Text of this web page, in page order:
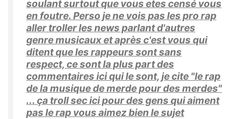
soulant surtout que vous etes censé vous
en foutre. Perso je ne vois pas les pro rap
aller troller les news parlant d'autres
genre musicaux et après c'est vous qui
ditent que les rappeurs sont sans
respect, ce sont la plus part des
commentaires ici qui le sont, je cite "le rap
de la musique de merde pour des merdes"
... ça troll sec ici pour des gens qui aiment
pas le rap vous aimez bien le sujet